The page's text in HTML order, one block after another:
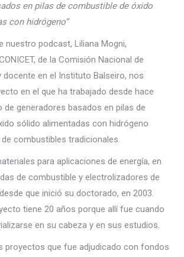
en pilas de combustible de óxido
con hidrógeno”
nuestro podcast, Liliana Mogni,
de la Comisión Nacional de
docente en el Instituto Balseiro, nos
en el que ha trabajado desde hace
de generadores basados en pilas de
sólido alimentadas con hidrógeno
combustibles tradicionales.
para aplicaciones de energía, en
de combustible y electrolizadores de
que inició su doctorado, en 2003.
tiene 20 años porque allí fue cuando
en su cabeza y en sus estudios.
proyectos que fue adjudicado con fondos